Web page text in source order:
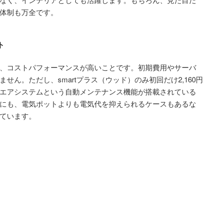
制も万全です。
コストパフォーマンスが高いことです。初期費用やサーバ
せん。ただし、smartプラス（ウッド）のみ初回だけ2,160円
アシステムという自動メンテナンス機能が搭載されている
も、電気ポットよりも電気代を抑えられるケースもあるな
います。